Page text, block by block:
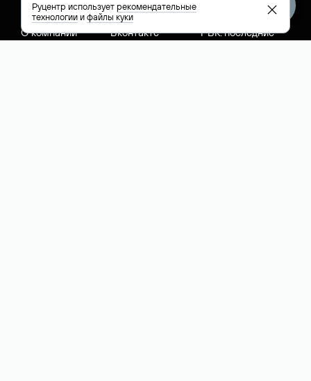
Руцентр
О компании
Социальные сети
Вконтакте
РБК: последние
Руцентр используетрекомендательные
технологииифайлы куки